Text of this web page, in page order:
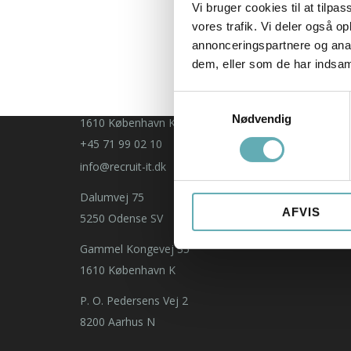
Vi bruger cookies til at
vores trafik. Vi deler også
annonceringspartnere og
dem, eller som de har
Nødvendig
AFVIS
1610 København K
+45 71 99 02 10
info@recruit-it.dk
Dalumvej 75
5250 Odense SV
Gammel Kongevej 35
1610 København K
P. O. Pedersens Vej 2
8200 Aarhus N